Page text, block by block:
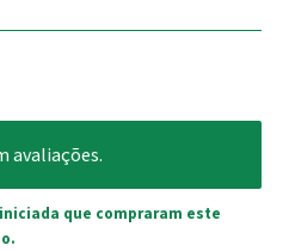
avaliações.
que compraram este